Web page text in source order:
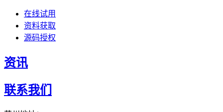
在线试用
资料获取
源码授权
资讯
联系我们